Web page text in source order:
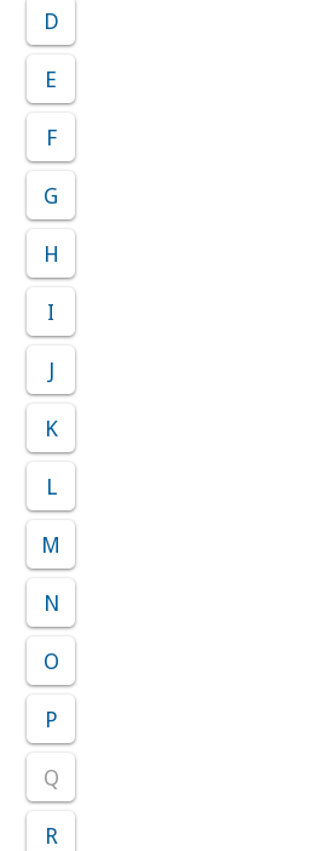
D
E
F
G
H
I
J
K
L
M
N
O
P
Q
R